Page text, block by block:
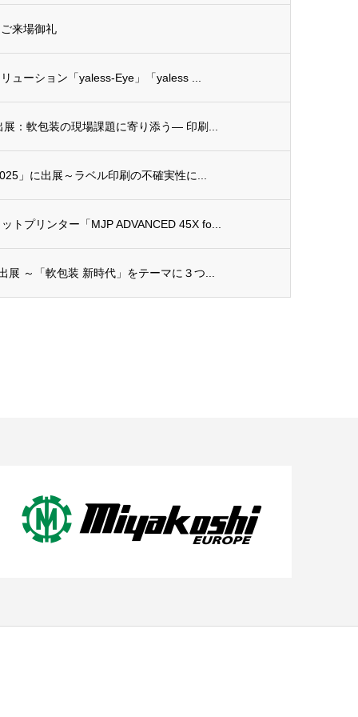
来場御礼
ューション「yaless-Eye」「yaless ...
展：軟包装の現場課題に寄り添う― 印刷...
」に出展～ラベル印刷の不確実性に...
トプリンター「MJP ADVANCED 45X fo...
展 ～「軟包装 新時代」をテーマに３つ...